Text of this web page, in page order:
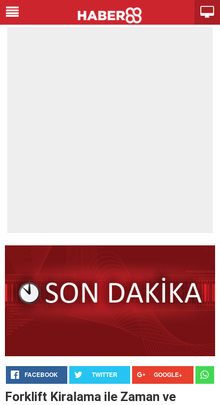
FACEBOOK TWITTER GOOGLE+
Forklift Kiralama ile Zaman ve